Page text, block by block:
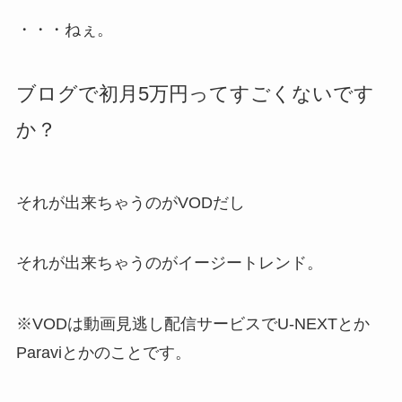
・・・ねぇ。
ブログで初月5万円ってすごくないです
か？
それが出来ちゃうのがVODだし
それが出来ちゃうのがイージートレンド。
※VODは動画見逃し配信サービスでU-NEXTとか
Paraviとかのことです。